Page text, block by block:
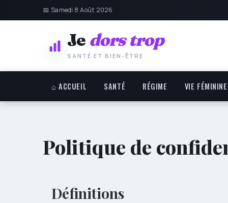
📅 Samedi 8 Août 2026
Je dors trop
SANTÉ ET BIEN-ÊTRE
⌂ ACCUEIL SANTÉ RÉGIME VIE FÉMININE
Politique de
Définitions